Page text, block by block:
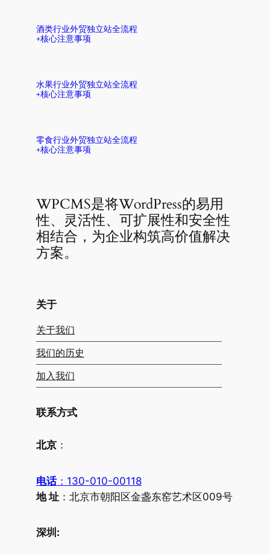
酒类行业外贸独立站全流程
+核心注意事项
水果行业外贸独立站全流程
+核心注意事项
零食行业外贸独立站全流程
+核心注意事项
WPCMS是将WordPress的易用
性、灵活性、可扩展性和安全性
相结合，为企业构筑高价值解决
方案。
关于
关于我们
我们的历史
加入我们
联系方式
北京：
电话：130-010-00118
地 址：北京市朝阳区金盏东窑艺术区009号
深圳: